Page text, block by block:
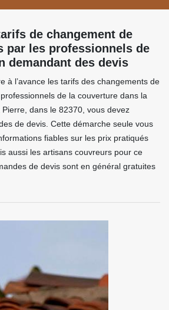
de changement de
par les professionnels de
demandant des devis
à l’avance les tarifs des changements de
de la couverture dans la
dans le 82370, vous devez
de devis. Cette démarche seule vous
fiables sur les prix pratiqués
aussi les artisans couvreurs pour ce
de devis sont en général gratuites